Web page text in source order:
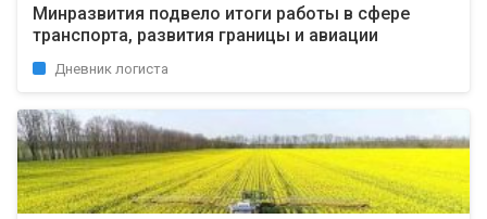
Минразвития подвело итоги работы в сфере
транспорта, развития границы и авиации
Дневник логиста